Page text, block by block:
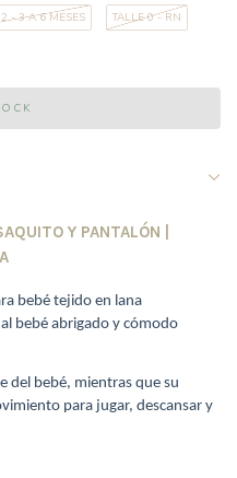
- 3 A 6 MESES TALLE 0 - RN
Y PANTALÓN |
bebé tejido en lana
bebé abrigado y cómodo
del bebé, mientras que su
para jugar, descansar y